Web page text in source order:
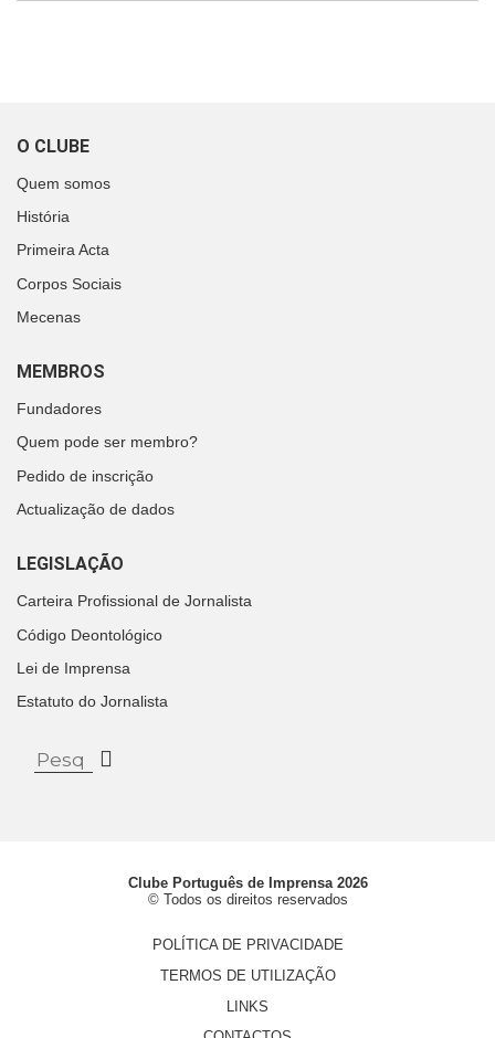
O CLUBE
Quem somos
História
Primeira Acta
Corpos Sociais
Mecenas
MEMBROS
Fundadores
Quem pode ser membro?
Pedido de inscrição
Actualização de dados
LEGISLAÇÃO
Carteira Profissional de Jornalista
Código Deontológico
Lei de Imprensa
Estatuto do Jornalista
Clube Português de Imprensa 2026
© Todos os direitos reservados
POLÍTICA DE PRIVACIDADE
TERMOS DE UTILIZAÇÃO
LINKS